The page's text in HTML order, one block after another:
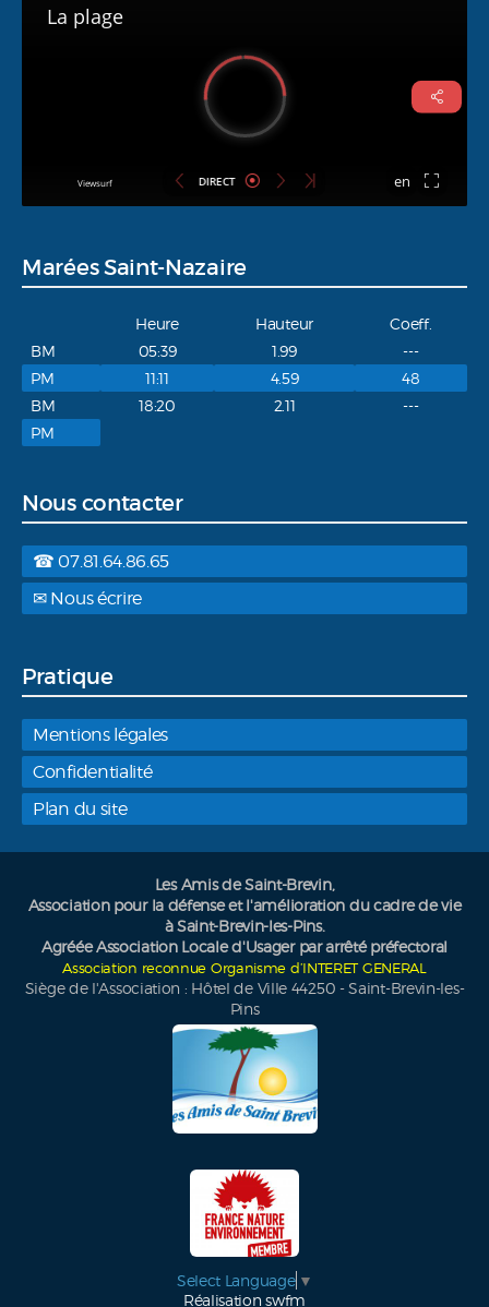
Marées Saint-Nazaire
Heure Hauteur
Coeff.
BM
05:39 1.99
---
PM
11:11 4.59
48
BM
18:20 2.11
---
PM
Nous contacter
☎ 07.81.64.86.65
✉ Nous écrire
Pratique
Mentions légales
Confidentialité
Plan du site
Les Amis de Saint-Brevin,
Association pour la défense et l'amélioration du cadre de vie
à Saint-Brevin-les-Pins.
Agréée Association Locale d'Usager par arrêté préfectoral
Association reconnue Organisme d’INTERET GENERAL
Siège de l'Association : Hôtel de Ville 44250 - Saint-Brevin-les-
Pins
Select Language ▼
Réalisationswfm